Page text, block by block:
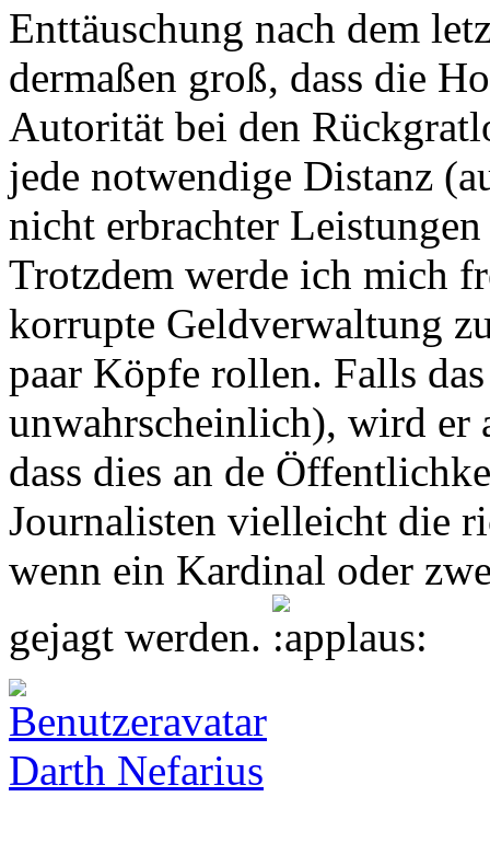
Enttäuschung nach dem
dermaßen groß, dass die
Autorität bei den
jede notwendige Distanz
nicht erbrachter
Trotzdem werde ich mich
korrupte Geldverwaltung
paar Köpfe rollen. Falls
unwahrscheinlich), wird er
dass dies an de
Journalisten vielleicht die
wenn ein Kardinal oder
gejagt werden.
Darth Nefarius